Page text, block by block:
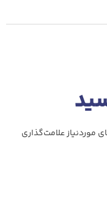
موردنیاز علامت‌گذاری